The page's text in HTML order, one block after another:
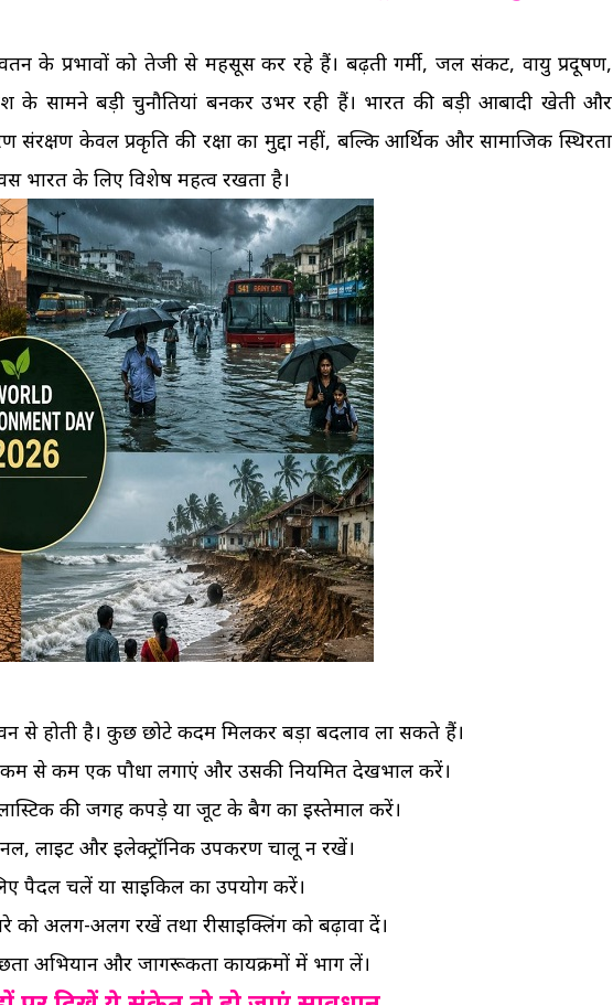
के प्रभावों को तेजी से महसूस कर रहे हैं। बढ़ती गर्मी, जल संकट, वायु प्रदूषण,
के सामने बड़ी चुनौतियां बनकर उभर रही हैं। भारत की बड़ी आबादी खेती और
संरक्षण केवल प्रकृति की रक्षा का मुद्दा नहीं, बल्कि आर्थिक और सामाजिक स्थिरता
भारत के लिए विशेष महत्व रखता है।
से होती है। कुछ छोटे कदम मिलकर बड़ा बदलाव ला सकते हैं।
कम से कम एक पौधा लगाएं और उसकी नियमित देखभाल करें।
की जगह कपड़े या जूट के बैग का इस्तेमाल करें।
लाइट और इलेक्ट्रॉनिक उपकरण चालू न रखें।
पैदल चलें या साइकिल का उपयोग करें।
अलग-अलग रखें तथा रीसाइक्लिंग को बढ़ावा दें।
अभियान और जागरूकता कार्यक्रमों में भाग लें।